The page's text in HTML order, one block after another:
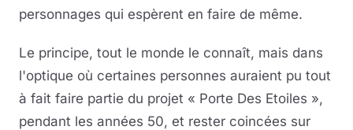
personnages qui espèrent en faire de même.
Le principe, tout le monde le connaît, mais dans
l'optique où certaines personnes auraient pu tout
à fait faire partie du projet « Porte Des Etoiles »,
pendant les années 50, et rester coincées sur